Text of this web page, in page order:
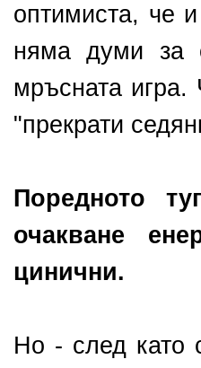
оптимиста, че
няма думи за
мръсната игра.
"прекрати
Поредното
очакване
цинични.
Но - след като